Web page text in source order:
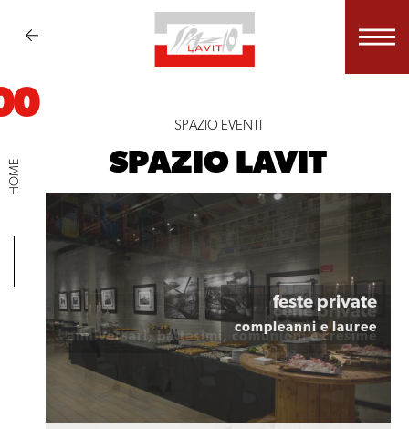
HOME
SPAZIO EVENTI
SPAZIO LAVIT
feste private
compleanni e lauree
cene private
anniversari, battesimi, comunioni e cresime